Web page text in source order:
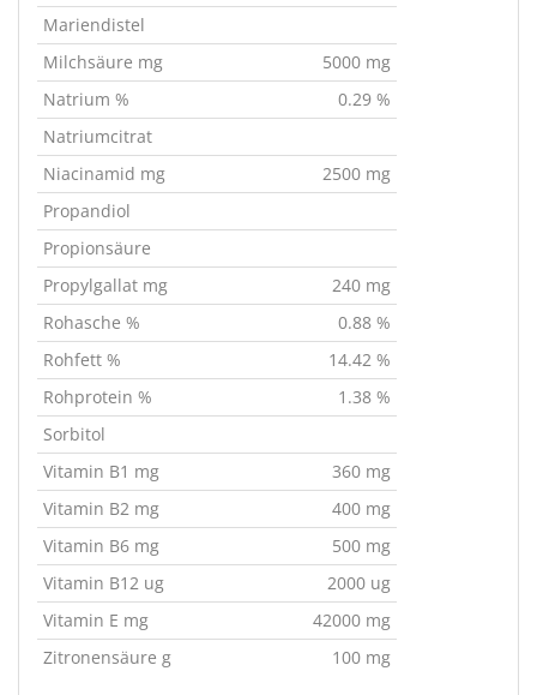
Mariendistel
Milchsäure mg
5000 mg
Natrium %
0.29 %
Natriumcitrat
Niacinamid mg
2500 mg
Propandiol
Propionsäure
Propylgallat mg
240 mg
Rohasche %
0.88 %
Rohfett %
14.42 %
Rohprotein %
1.38 %
Sorbitol
Vitamin B1 mg
360 mg
Vitamin B2 mg
400 mg
Vitamin B6 mg
500 mg
Vitamin B12 ug
2000 ug
Vitamin E mg
42000 mg
Zitronensäure g
100 mg